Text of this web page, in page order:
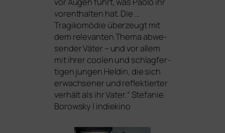
vor­ent­hal­ten hat. Die …
Tragikomödie über­zeugt mit
dem rele­van­ten Thema abwe­
sen­der Väter – und vor allem
mit ihrer coo­len und schlag­fer­
ti­gen jun­gen Heldin, die sich
erwach­se­ner und reflek­tier­ter
ver­hält als ihr Vater.“ Stefanie
Borowsky | indiekino